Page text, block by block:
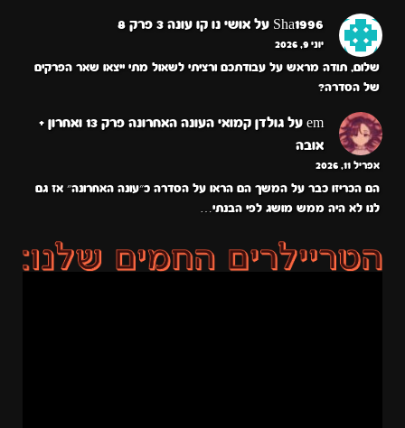
Sha1996 על אושי נו קו עונה 3 פרק 8
יוני 9, 2026
שלום, תודה מראש על עבודתכם ורציתי לשאול מתי ייצאו שאר הפרקים
של הסדרה?
em על
גולדן קמואי העונה האחרונה פרק 13 ואחרון +
אובה
אפריל 11, 2026
הם הכריזו כבר על המשך הם הראו על הסדרה כ״עונה האחרונה״ אז גם
לנו לא היה ממש מושג לפי הבנתי…